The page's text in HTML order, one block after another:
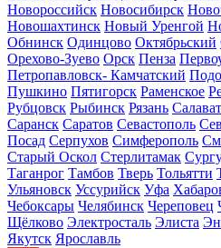
Новороссийск Новосибирск
Новошахтинск Новый Уренгой
Обнинск Одинцово Октябрьский
Орехово-Зуево Орск Пенза
Петропавловск- Камчатский
Пушкино Пятигорск Раменское
Рубцовск Рыбинск Рязань Салават
Саранск Саратов Севастополь
Посад Серпухов Симферополь
Старый Оскол Стерлитамак
Таганрог Тамбов Тверь Тольятти
Ульяновск Уссурийск Уфа
Чебоксары Челябинск Череповец
Щёлково Электросталь Элиста
Якутск Ярославль